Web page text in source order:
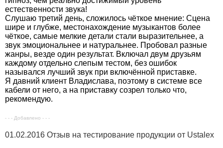
естественности звука!
Слушаю третий день, сложилось чёткое мнение: Сцена
шире и глубже, местонахождение музыкантов более
чёткое, самые мелкие детали стали выразительнее, а
звук эмоциональнее и натуральнее. Пробовал разные
жанры, везде один результат. Включал двум друзьям
каждому отдельно слепым тестом, без ошибок
назывался лучший звук при включённой приставке.
Я давний клиент Владислава, поэтому в системе все
кабели от него, а на приставку созрел только что,
рекомендую.
- - - Добавлено - - -
01.02.2016 Отзыв на тестирование продукции от Ustalex